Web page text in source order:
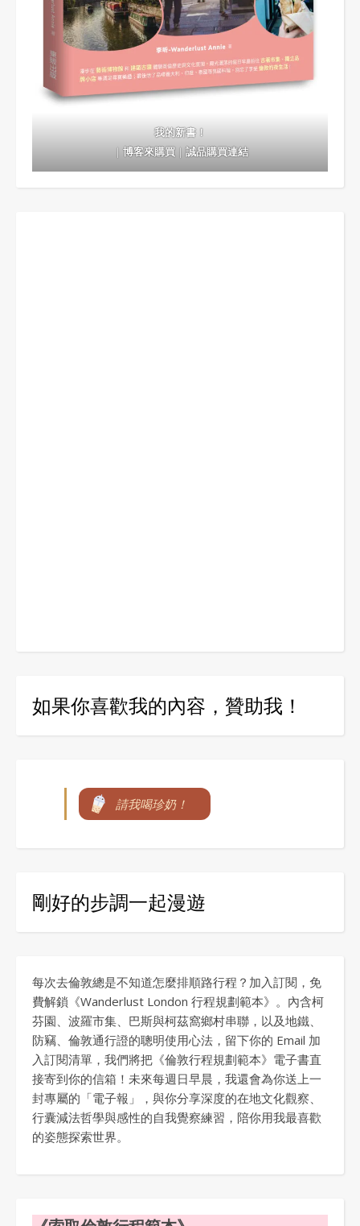
我的新書！
｜博客來購買｜誠品購買連結
如果你喜歡我的內容，贊助我！
請我喝珍奶！
剛好的步調一起漫遊
每次去倫敦總是不知道怎麼排順路行程？加入訂閱，免
費解鎖《Wanderlust London 行程規劃範本》。內含柯
芬園、波羅市集、巴斯與柯茲窩鄉村串聯，以及地鐵、
防竊、倫敦通行證的聰明使用心法，留下你的 Email 加
入訂閱清單，我們將把《倫敦行程規劃範本》電子書直
接寄到你的信箱！未來每週日早晨，我還會為你送上一
封專屬的「電子報」，與你分享深度的在地文化觀察、
行囊減法哲學與感性的自我覺察練習，陪你用我最喜歡
的姿態探索世界。